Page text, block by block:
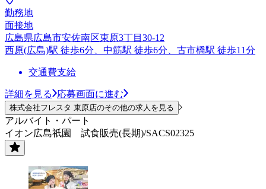
勤務地
面接地
広島県広島市安佐南区東原3丁目30-12
西原(広島)駅 徒歩6分、中筋駅 徒歩6分、古市橋駅 徒歩11分
交通費支給
詳細を見る 応募画面に進む
株式会社フレスタ 東原店のその他の求人を見る
アルバイト・パート
イオン広島祇園 試食販売(長期)/SACS02325